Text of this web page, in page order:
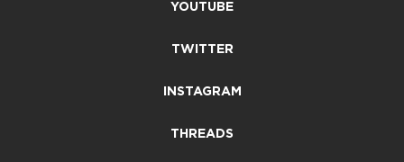
YOUTUBE
TWITTER
INSTAGRAM
THREADS